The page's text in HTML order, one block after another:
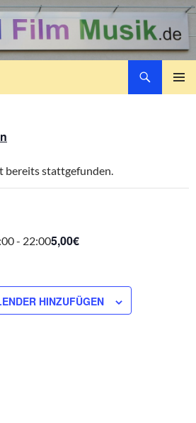
bereits stattgefunden.
- 22:005,00€
HINZUFÜGEN